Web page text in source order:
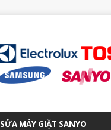
SỬA MÁY GIẶT SANYO